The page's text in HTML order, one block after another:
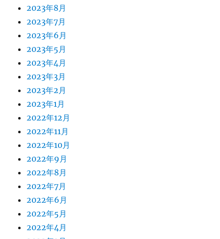
2023年8月
2023年7月
2023年6月
2023年5月
2023年4月
2023年3月
2023年2月
2023年1月
2022年12月
2022年11月
2022年10月
2022年9月
2022年8月
2022年7月
2022年6月
2022年5月
2022年4月